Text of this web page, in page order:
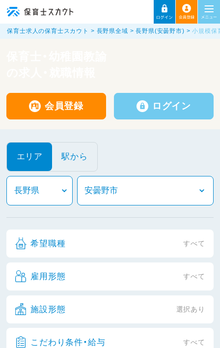
保育士求人の保育士スカウト 長野県全域 長野県(安曇野市) 小規模保
会員登録 ログイン
エリア 駅から
希望職種 すべて
雇用形態 すべて
施設形態 選択あり
こだわり条件・給与 すべて